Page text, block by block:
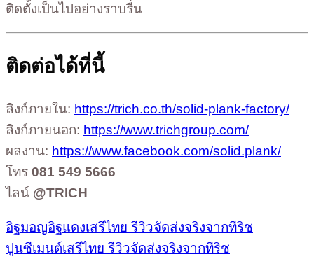
ติดตั้งเป็นไปอย่างราบรื่น
ติดต่อได้ที่นี้
ลิงก์ภายใน: https://trich.co.th/solid-plank-factory/
ลิงก์ภายนอก: https://www.trichgroup.com/
ผลงาน: https://www.facebook.com/solid.plank/
โทร 081 549 5666
ไลน์ @TRICH
อิฐมอญอิฐแดงเสรีไทย รีวิวจัดส่งจริงจากทีริช
ปูนซีเมนต์เสรีไทย รีวิวจัดส่งจริงจากทีริช